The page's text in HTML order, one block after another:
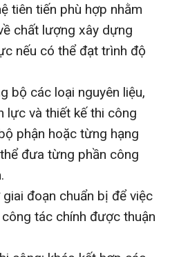
tiên tiến phù hợp nhằm
chất lượng xây dựng
nếu có thể đạt trình độ
bộ các loại nguyên liệu,
lực và thiết kế thi công
phận hoặc từng hạng
đưa từng phần công
đoạn chuẩn bị để việc
tác chính được thuận